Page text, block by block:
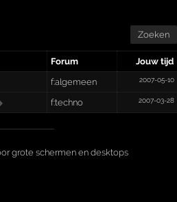
Zoeken
Forum
Jouw tijd
f:algemeen 2007-05-10
f:techno 2007-03-28
grote schermen en desktops